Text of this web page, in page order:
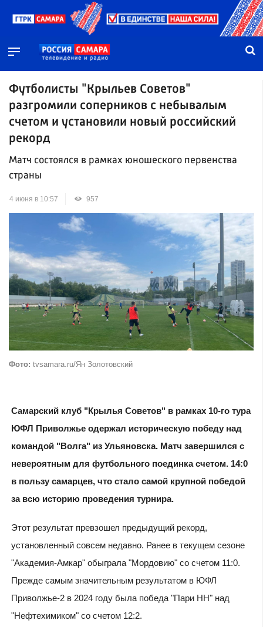
Футболисты "Крыльев Советов"
разгромили соперников с небывалым
счетом и установили новый российский
рекорд
Матч состоялся в рамках юношеского первенства
страны
4 июня в 10:57 957
Фото: tvsamara.ru/Ян Золотовский
Самарский клуб "Крылья Советов" в рамках 10-го тура
ЮФЛ Приволжье одержал историческую победу над
командой "Волга" из Ульяновска. Матч завершился с
невероятным для футбольного поединка счетом. 14:0
в пользу самарцев, что стало самой крупной победой
за всю историю проведения турнира.
Этот результат превзошел предыдущий рекорд,
установленный совсем недавно. Ранее в текущем сезоне
"Академия-Амкар" обыграла "Мордовию" со счетом 11:0.
Прежде самым значительным результатом в ЮФЛ
Приволжье-2 в 2024 году была победа "Пари НН" над
"Нефтехимиком" со счетом 12:2.